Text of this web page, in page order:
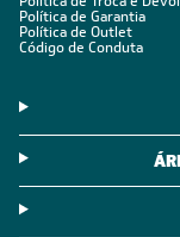
Política de Garantia
Política de Outlet
Código de Conduta